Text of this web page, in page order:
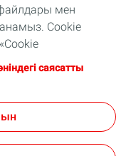
мен
Cookie
арқылы
түймесін басу
істеуін
ғана
саясатты